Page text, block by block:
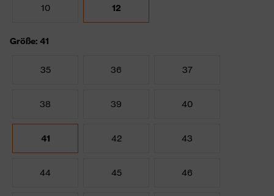
10 12
Größe: 41
35 36 37
38 39 40
41 42 43
44 45 46